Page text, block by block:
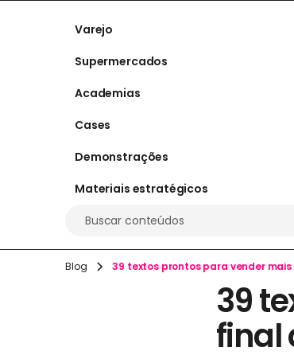
Varejo
Supermercados
Academias
Cases
Demonstrações
Materiais estratégicos
Buscar conteúdos
Blog 39 textos prontos para vender mais
39
final